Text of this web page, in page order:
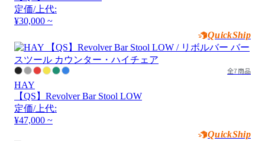
定価/上代:
¥30,000 ~
QuickShip
全7商品
HAY
【QS】Revolver Bar Stool LOW
定価/上代:
¥47,000 ~
QuickShip